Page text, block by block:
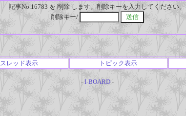
記事No.16783 を 削除 します。削除キーを入力してください。
削除キー/
スレッド表示 トピック表示
- I-BOARD-